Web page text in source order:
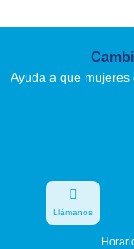
Ayuda a que
Llámanos